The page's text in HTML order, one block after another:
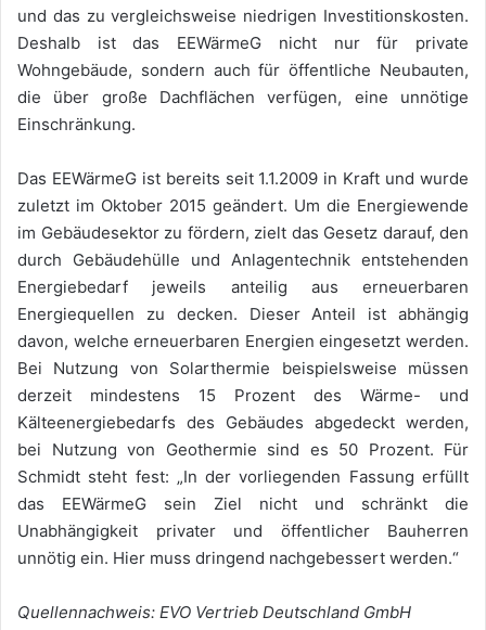
und das zu vergleichsweise niedrigen Investitionskosten.
Deshalb ist das EEWärmeG nicht nur für private
Wohngebäude, sondern auch für öffentliche Neubauten,
die über große Dachflächen verfügen, eine unnötige
Einschränkung.
Das EEWärmeG ist bereits seit 1.1.2009 in Kraft und wurde
zuletzt im Oktober 2015 geändert. Um die Energiewende
im Gebäudesektor zu fördern, zielt das Gesetz darauf, den
durch Gebäudehülle und Anlagentechnik entstehenden
Energiebedarf jeweils anteilig aus erneuerbaren
Energiequellen zu decken. Dieser Anteil ist abhängig
davon, welche erneuerbaren Energien eingesetzt werden.
Bei Nutzung von Solarthermie beispielsweise müssen
derzeit mindestens 15 Prozent des Wärme- und
Kälteenergiebedarfs des Gebäudes abgedeckt werden,
bei Nutzung von Geothermie sind es 50 Prozent. Für
Schmidt steht fest: „In der vorliegenden Fassung erfüllt
das EEWärmeG sein Ziel nicht und schränkt die
Unabhängigkeit privater und öffentlicher Bauherren
unnötig ein. Hier muss dringend nachgebessert werden.“
Quellennachweis: EVO Vertrieb Deutschland GmbH